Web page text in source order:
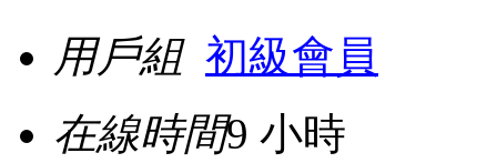
用戶組 初級會員
在線時間9 小時